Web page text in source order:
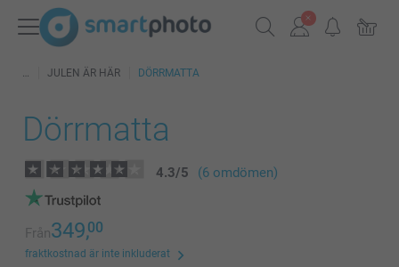
JULEN ÄR HÄR DÖRRMATTA
Dörrmatta
4.3/5 (6 omdömen)
Från349,00
fraktkostnad är inte inkluderat